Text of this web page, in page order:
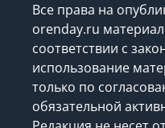
Все права на
orenday.ru
соответствии с
использование
только по
обязательной